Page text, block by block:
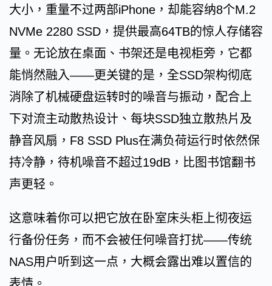
大小，重量不过两部iPhone，却能容纳8个M.2
NVMe 2280 SSD，提供最高64TB的惊人存储容
量。无论放在桌面、书架还是电视柜旁，它都
能悄然融入——更关键的是，全SSD架构彻底
消除了机械硬盘运转时的噪音与振动，配合上
下对流主动散热设计、每块SSD独立散热片及
静音风扇，F8 SSD Plus在满负荷运行时依然保
持冷静，待机噪音不超过19dB，比图书馆翻书
声更轻。
这意味着你可以把它放在卧室床头柜上彻夜运
行备份任务，而不会被任何噪音打扰——传统
NAS用户听到这一点，大概会露出难以置信的